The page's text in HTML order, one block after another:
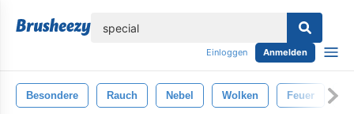
Einloggen Anmelden
Besondere Rauch Nebel Wolken Feuer